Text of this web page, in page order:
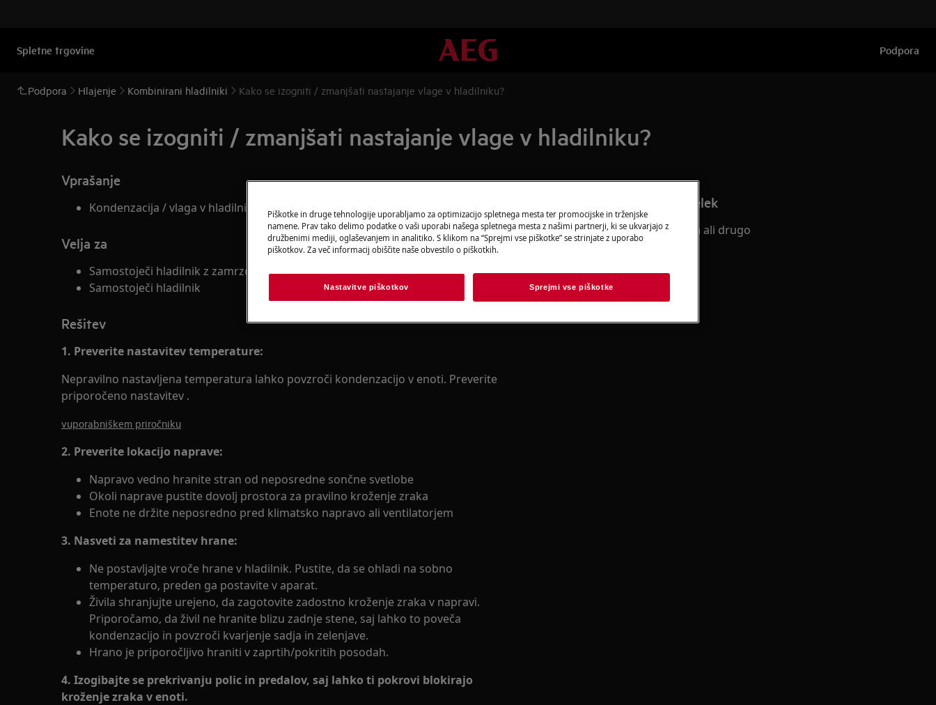
Spletne trgovine Podpora
Podpora Hlajenje Kombinirani hladilniki Kako se izogniti / zmanjšati nastajanje vlage v hladilniku?
Kako se izogniti / zmanjšati nastajanje vlage v hladilniku?
Vprašanje
Kondenzacija / vlaga v hladilniku ali v hladilniku
Velja za
Samostoječi hladilnik z zamrzovalnikom
Samostoječi hladilnik
Rešitev
1. Preverite nastavitev temperature:
Nepravilno nastavljena temperatura lahko povzroči kondenzacijo v enoti. Preverite
priporočeno nastavitev .
vuporabniškem priročniku
2. Preverite lokacijo naprave:
Napravo vedno hranite stran od neposredne sončne svetlobe
Okoli naprave pustite dovolj prostora za pravilno kroženje zraka
Enote ne držite neposredno pred klimatsko napravo ali ventilatorjem
3. Nasveti za namestitev hrane:
Ne postavljajte vroče hrane v hladilnik. Pustite, da se ohladi na sobno
temperaturo, preden ga postavite v aparat.
Živila shranjujte urejeno, da zagotovite zadostno kroženje zraka v napravi.
Priporočamo, da živil ne hranite blizu zadnje stene, saj lahko to poveča
kondenzacijo in povzroči kvarjenje sadja in zelenjave.
Hrano je priporočljivo hraniti v zaprtih/pokritih posodah.
4. Izogibajte se prekrivanju polic in predalov, saj lahko ti pokrovi blokirajo
kroženje zraka v enoti.
Najdite svoj priročnik za izdelek
Rešite težave in poiščite navodila ali drugo
dokumentacijo o vašem izdelku.
Najdi priročnik
Piškotke in druge tehnologije uporabljamo za optimizacijo spletnega mesta ter promocijske in trženjske
namene. Prav tako delimo podatke o vaši uporabi našega spletnega mesta z našimi partnerji, ki se ukvarjajo z
družbenimi mediji, oglaševanjem in analitiko. S klikom na “Sprejmi vse piškotke” se strinjate z uporabo
piškotkov. Za več informacij obiščite naše obvestilo o piškotkih.
Nastavitve piškotkov Sprejmi vse piškotke